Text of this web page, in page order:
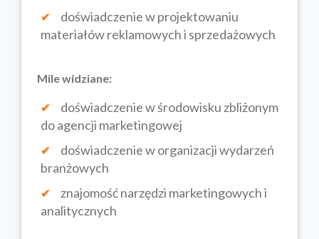
doświadczenie w projektowaniu
materiałów reklamowych i sprzedażowych
Mile widziane:
doświadczenie w środowisku zbliżonym
do agencji marketingowej
doświadczenie w organizacji wydarzeń
branżowych
znajomość narzędzi marketingowych i
analitycznych